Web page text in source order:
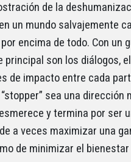
de la
un mundo salvajemente
encima de todo. Con un
principal son los diálogos,
de impacto entre cada
sea una dirección
y termina por ser
a veces maximizar una
de minimizar el